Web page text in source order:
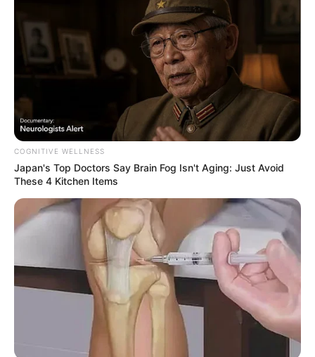
COGNITIVE WELLNESS
Japan's Top Doctors Say Bra​in Fo​g Isn't Aging: Just Avoid
These 4 Kitchen Items